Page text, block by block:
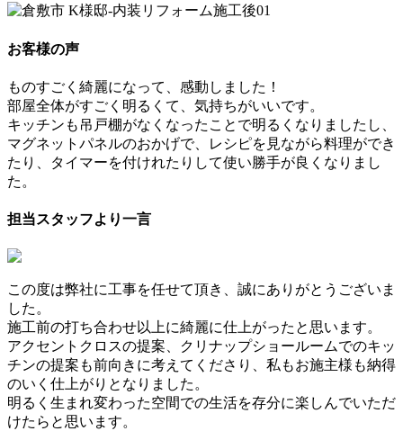
お客様の声
ものすごく綺麗になって、感動しました！
部屋全体がすごく明るくて、気持ちがいいです。
キッチンも吊戸棚がなくなったことで明るくなりましたし、
マグネットパネルのおかげで、レシピを見ながら料理ができ
たり、タイマーを付けれたりして使い勝手が良くなりまし
た。
担当スタッフより一言
この度は弊社に工事を任せて頂き、誠にありがとうございま
した。
施工前の打ち合わせ以上に綺麗に仕上がったと思います。
アクセントクロスの提案、クリナップショールームでのキッ
チンの提案も前向きに考えてくださり、私もお施主様も納得
のいく仕上がりとなりました。
明るく生まれ変わった空間での生活を存分に楽しんでいただ
けたらと思います。